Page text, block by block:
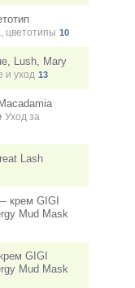
цветотипы 10
Lush, Mary
и уход 13
Уход за
Lash
крем GIGI
Mud Mask
GIGI
Mud Mask